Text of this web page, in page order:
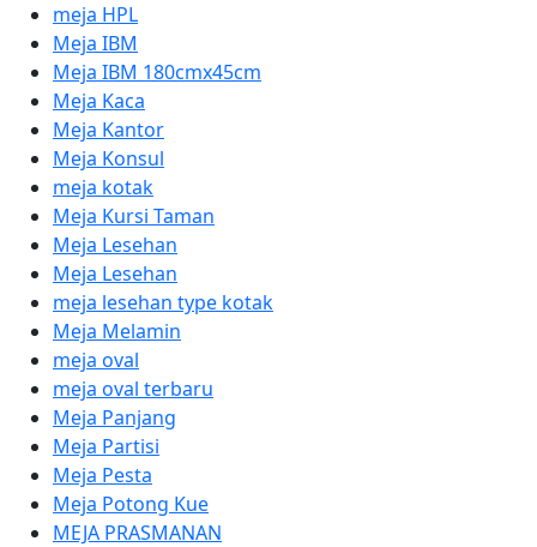
meja HPL
Meja IBM
Meja IBM 180cmx45cm
Meja Kaca
Meja Kantor
Meja Konsul
meja kotak
Meja Kursi Taman
Meja Lesehan
Meja Lesehan
meja lesehan type kotak
Meja Melamin
meja oval
meja oval terbaru
Meja Panjang
Meja Partisi
Meja Pesta
Meja Potong Kue
MEJA PRASMANAN